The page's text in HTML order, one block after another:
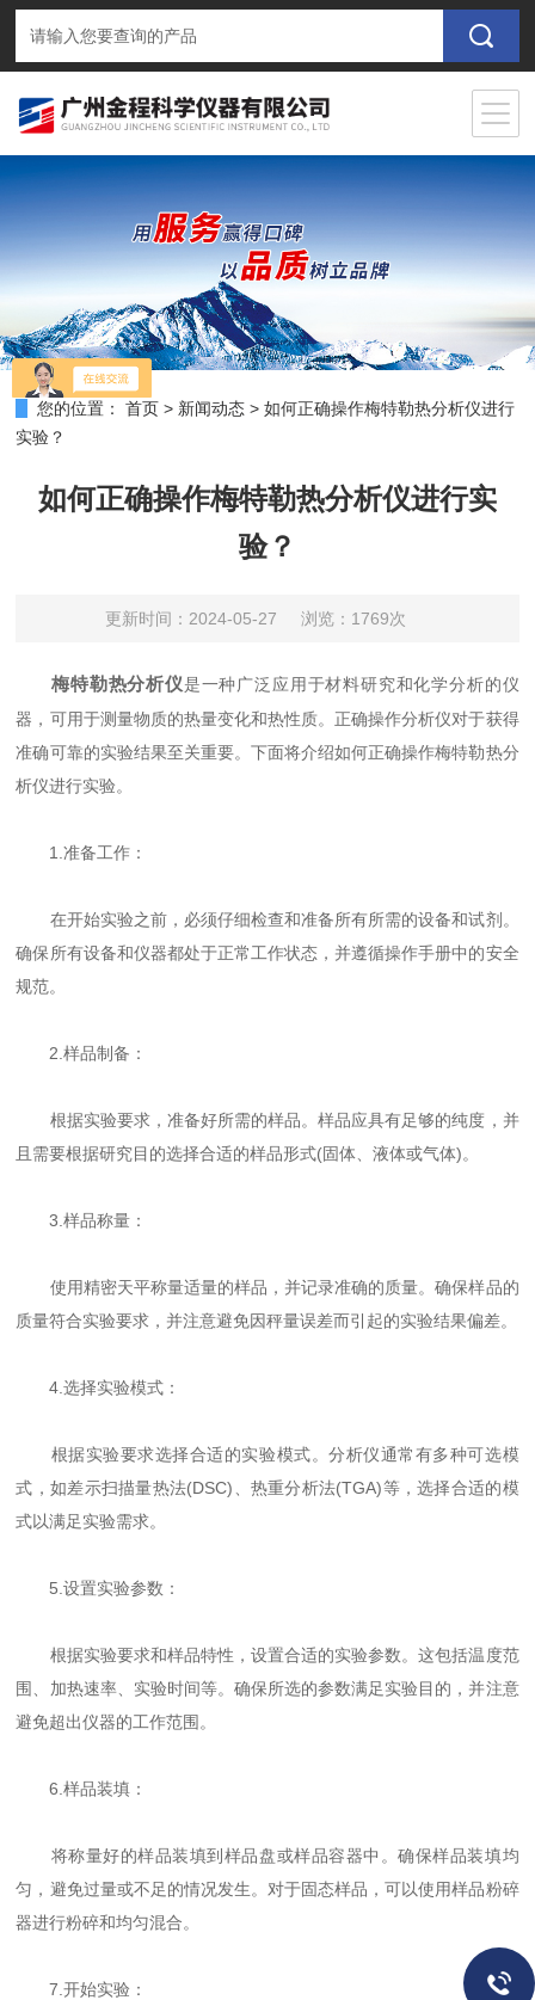
您的位置： 首页 > 新闻动态 >如何正确操作梅特勒热分析仪进行
实验？
如何正确操作梅特勒热分析仪进行实
验？
更新时间：2024-05-27 浏览：1769次
梅特勒热分析仪是一种广泛应用于材料研究和化学分析的仪
器，可用于测量物质的热量变化和热性质。正确操作分析仪对于获得
准确可靠的实验结果至关重要。下面将介绍如何正确操作梅特勒热分
析仪进行实验。
1.准备工作：
在开始实验之前，必须仔细检查和准备所有所需的设备和试剂。
确保所有设备和仪器都处于正常工作状态，并遵循操作手册中的安全
规范。
2.样品制备：
根据实验要求，准备好所需的样品。样品应具有足够的纯度，并
且需要根据研究目的选择合适的样品形式(固体、液体或气体)。
3.样品称量：
使用精密天平称量适量的样品，并记录准确的质量。确保样品的
质量符合实验要求，并注意避免因秤量误差而引起的实验结果偏差。
4.选择实验模式：
根据实验要求选择合适的实验模式。分析仪通常有多种可选模
式，如差示扫描量热法(DSC)、热重分析法(TGA)等，选择合适的模
式以满足实验需求。
5.设置实验参数：
根据实验要求和样品特性，设置合适的实验参数。这包括温度范
围、加热速率、实验时间等。确保所选的参数满足实验目的，并注意
避免超出仪器的工作范围。
6.样品装填：
将称量好的样品装填到样品盘或样品容器中。确保样品装填均
匀，避免过量或不足的情况发生。对于固态样品，可以使用样品粉碎
器进行粉碎和均匀混合。
7.开始实验：